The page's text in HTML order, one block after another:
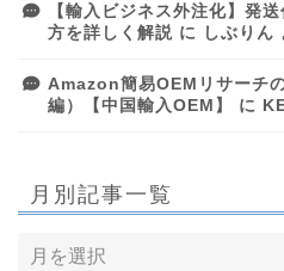
【輸入ビジネス外注化】発
方を詳しく解説 に しぶりん
Amazon簡易OEMリサーチ
編）【中国輸入OEM】
に
月別記事一覧